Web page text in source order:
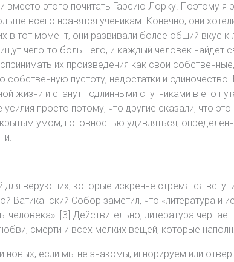
этого почитать Гарсию Лорку. Поэтому я
всего нравятся ученикам. Конечно, они
в тот момент, они развивали более общий вкус
чего-то большего, и каждый человек найдет
их произведения как свои
пустоту, недостатки и
жизни и станут подлинными спутниками в его
усилия просто потому, что другие сказали, что
умом, готовностью удивляться,
верующих, которые искренне стремятся
Собор заметил, что «литература и
человека». [3] Действительно, литература
смерти и всех мелких вещей, которые
новых, если мы не знакомы, игнорируем или